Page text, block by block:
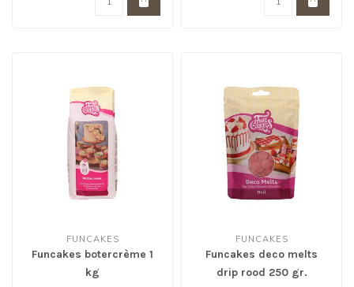
FUNCAKES
Funcakes botercrème 1
kg
FUNCAKES
Funcakes deco melts
drip rood 250 gr.